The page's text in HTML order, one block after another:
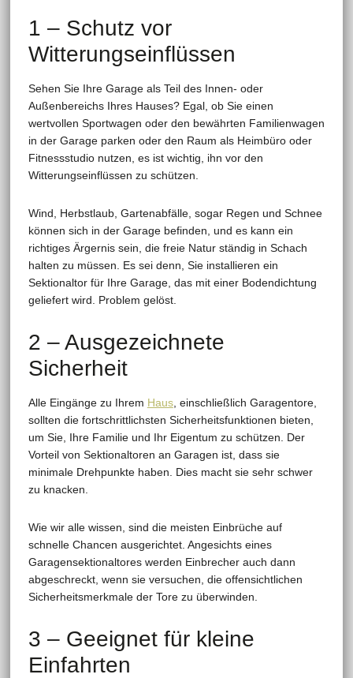
1 – Schutz vor
Witterungseinflüssen
Sehen Sie Ihre Garage als Teil des Innen- oder
Außenbereichs Ihres Hauses? Egal, ob Sie einen
wertvollen Sportwagen oder den bewährten Familienwagen
in der Garage parken oder den Raum als Heimbüro oder
Fitnessstudio nutzen, es ist wichtig, ihn vor den
Witterungseinflüssen zu schützen.
Wind, Herbstlaub, Gartenabfälle, sogar Regen und Schnee
können sich in der Garage befinden, und es kann ein
richtiges Ärgernis sein, die freie Natur ständig in Schach
halten zu müssen. Es sei denn, Sie installieren ein
Sektionaltor für Ihre Garage, das mit einer Bodendichtung
geliefert wird. Problem gelöst.
2 – Ausgezeichnete
Sicherheit
Alle Eingänge zu Ihrem Haus, einschließlich Garagentore,
sollten die fortschrittlichsten Sicherheitsfunktionen bieten,
um Sie, Ihre Familie und Ihr Eigentum zu schützen. Der
Vorteil von Sektionaltoren an Garagen ist, dass sie
minimale Drehpunkte haben. Dies macht sie sehr schwer
zu knacken.
Wie wir alle wissen, sind die meisten Einbrüche auf
schnelle Chancen ausgerichtet. Angesichts eines
Garagensektionaltores werden Einbrecher auch dann
abgeschreckt, wenn sie versuchen, die offensichtlichen
Sicherheitsmerkmale der Tore zu überwinden.
3 – Geeignet für kleine
Einfahrten